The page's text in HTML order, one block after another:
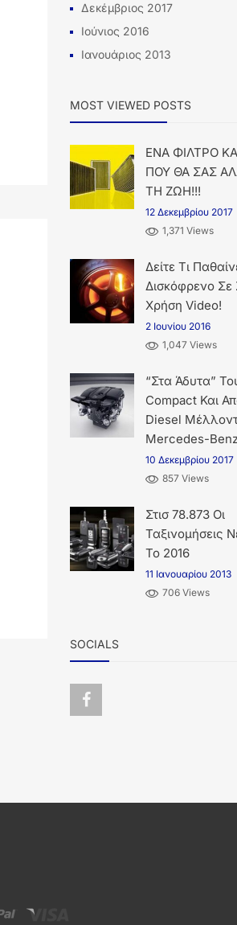
Δεκέμβριος 2017
Ιούνιος 2016
Ιανουάριος 2013
MOST VIEWED POSTS
ΕΝΑ ΦΙΛΤΡΟ
ΠΟΥ ΘΑ ΣΑΣ
ΤΗ ΖΩΗ!!!
12 Δεκεμβρίου 2017
1,371 Views
Δείτε Τι
Δισκόφρενο
Χρήση Video!
2 Ιουνίου 2016
1,047 Views
“Στα Άδυτα”
Compact Και
Diesel
Mercedes-
10 Δεκεμβρίου 2017
857 Views
Στισ 78.873 Οι
Ταξινομήσεις
Το 2016
11 Ιανουαρίου 2013
706 Views
SOCIALS